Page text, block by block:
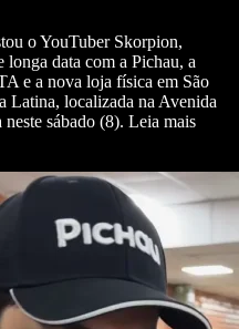
o YouTuber Skorpion,
longa data com a Pichau, a
e a nova loja física em São
Latina, localizada na Avenida
sábado (8). Leia mais